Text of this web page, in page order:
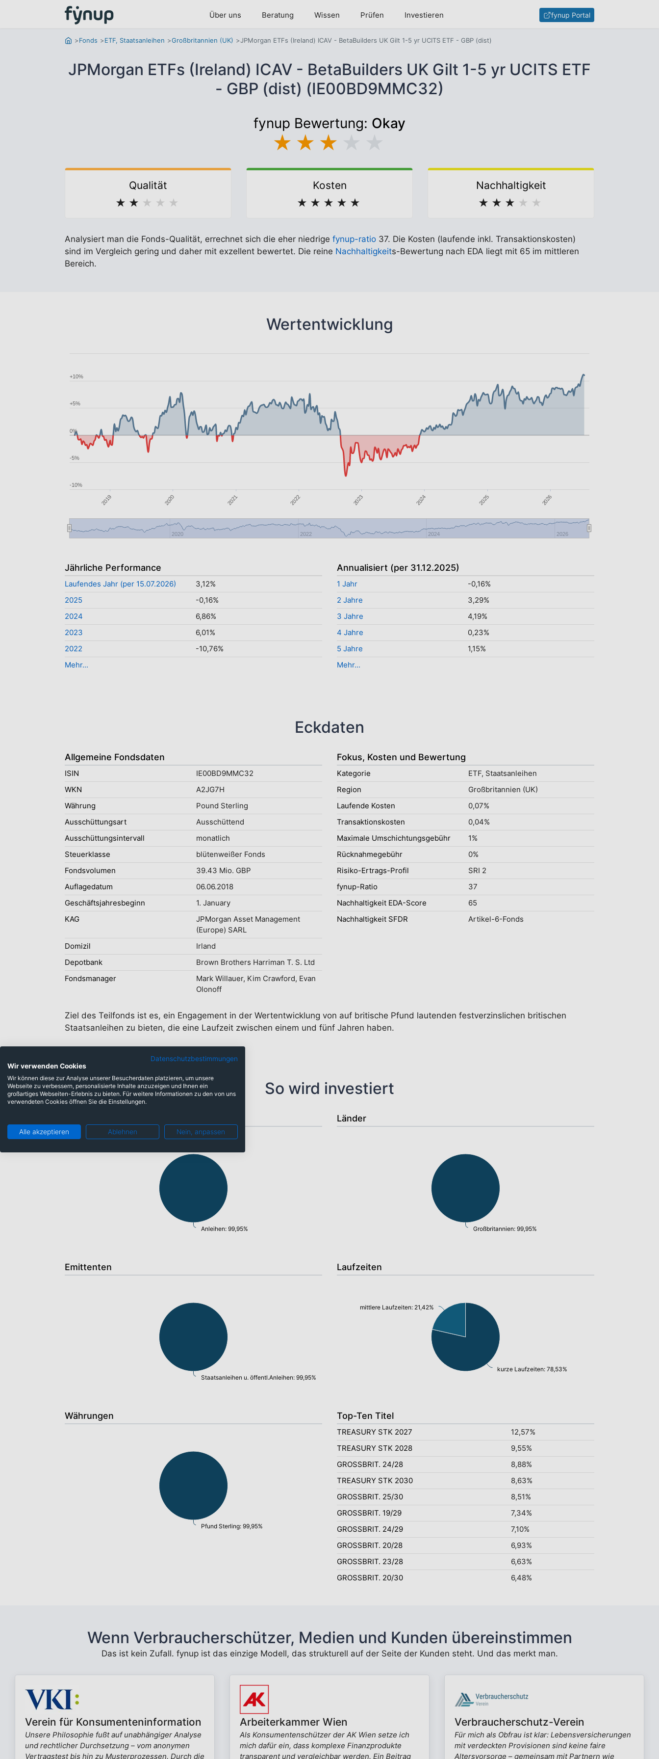
Über uns Beratung Wissen Prüfen Investieren fynup Portal
Fonds ETF, Staatsanleihen Großbritannien (UK) JPMorgan ETFs (Ireland) ICAV - BetaBuilders UK Gilt 1-5 yr UCITS ETF - GBP (dist)
JPMorgan ETFs (Ireland) ICAV - BetaBuilders UK Gilt 1-5 yr UCITS ETF
- GBP (dist) (IE00BD9MMC32)
fynup Bewertung: Okay
★ ★ ★
Qualität
★ ★ ★ ★ ★
Kosten
★ ★ ★ ★ ★
Nachhaltigkeit
★ ★ ★ ★ ★
Analysiert man die Fonds-Qualität, errechnet sich die eher niedrige fynup-ratio 37. Die Kosten (laufende inkl. Transaktionskosten)
sind im Vergleich gering und daher mit exzellent bewertet. Die reine Nachhaltigkeits-Bewertung nach EDA liegt mit 65 im mittleren
Bereich.
Wertentwicklung
2019 2020 2021 2022 2023 2024 2025 2026
2020 2022 2024 2026
-10%
-5%
0%
+5%
+10%
Jährliche Performance
Laufendes Jahr (per 15.07.2026)
3,12%
2025
-0,16%
2024
6,86%
2023
6,01%
2022
-10,76%
Mehr...
Annualisiert (per 31.12.2025)
1 Jahr
-0,16%
2 Jahre
3,29%
3 Jahre
4,19%
4 Jahre
0,23%
5 Jahre
1,15%
Mehr...
Eckdaten
Allgemeine Fondsdaten
ISIN
IE00BD9MMC32
WKN
A2JG7H
Währung
Pound Sterling
Ausschüttungsart
Ausschüttend
Ausschüttungsintervall
monatlich
Steuerklasse
blütenweißer Fonds
Fondsvolumen
39.43 Mio. GBP
Auflagedatum
06.06.2018
Geschäftsjahresbeginn
1. January
KAG
JPMorgan Asset Management
(Europe) SARL
Domizil
Irland
Depotbank
Brown Brothers Harriman T. S. Ltd
Fondsmanager
Mark Willauer, Kim Crawford, Evan
Olonoff
Fokus, Kosten und Bewertung
Kategorie
ETF, Staatsanleihen
Region
Großbritannien (UK)
Laufende Kosten
0,07%
Transaktionskosten
0,04%
Maximale Umschichtungsgebühr
1%
Rücknahmegebühr
0%
Risiko-Ertrags-Profil
SRI 2
fynup-Ratio
37
Nachhaltigkeit EDA-Score
65
Nachhaltigkeit SFDR
Artikel-6-Fonds
Ziel des Teilfonds ist es, ein Engagement in der Wertentwicklung von auf britische Pfund lautenden festverzinslichen britischen
Staatsanleihen zu bieten, die eine Laufzeit zwischen einem und fünf Jahren haben.
So wird investiert
Anleihen: 99,95%
Länder
Großbritannien: 99,95%
Emittenten
Staatsanleihen u. öffentl.Anleihen: 99,95%
Laufzeiten
kurze Laufzeiten: 78,53%
mittlere Laufzeiten: 21,42%
Währungen
Pfund Sterling: 99,95%
Top-Ten Titel
TREASURY STK 2027
12,57%
TREASURY STK 2028
9,55%
GROSSBRIT. 24/28
8,88%
TREASURY STK 2030
8,63%
GROSSBRIT. 25/30
8,51%
GROSSBRIT. 19/29
7,34%
GROSSBRIT. 24/29
7,10%
GROSSBRIT. 20/28
6,93%
GROSSBRIT. 23/28
6,63%
GROSSBRIT. 20/30
6,48%
Wenn Verbraucherschützer, Medien und Kunden übereinstimmen
Das ist kein Zufall. fynup ist das einzige Modell, das strukturell auf der Seite der Kunden steht. Und das merkt man.
Verein für Konsumenteninformation
Unsere Philosophie fußt auf unabhängiger Analyse
und rechtlicher Durchsetzung – vom anonymen
Vertragstest bis hin zu Musterprozessen. Durch die
Arbeiterkammer Wien
Als Konsumentenschützer der AK Wien setze ich
mich dafür ein, dass komplexe Finanzprodukte
transparent und vergleichbar werden. Ein Beitrag
Verbraucherschutz-Verein
Für mich als Obfrau ist klar: Lebensversicherungen
mit verdeckten Provisionen sind keine faire
Altersvorsorge – gemeinsam mit Partnern wie
Datenschutzbestimmungen
Wir verwenden Cookies
Wir können diese zur Analyse unserer Besucherdaten platzieren, um unsere
Webseite zu verbessern, personalisierte Inhalte anzuzeigen und Ihnen ein
großartiges Webseiten-Erlebnis zu bieten. Für weitere Informationen zu den von uns
verwendeten Cookies öffnen Sie die Einstellungen.
Alle akzeptieren Ablehnen Nein, anpassen